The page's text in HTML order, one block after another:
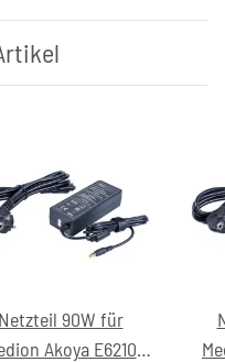
Netzteil 90W für
Akoya E6210